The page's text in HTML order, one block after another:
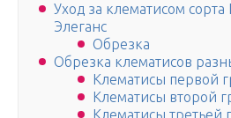
Уход за клематисом
Элеганс
Обрезка
Обрезка клематисов
Клематисы первой
Клематисы второй
Клематисы третьей